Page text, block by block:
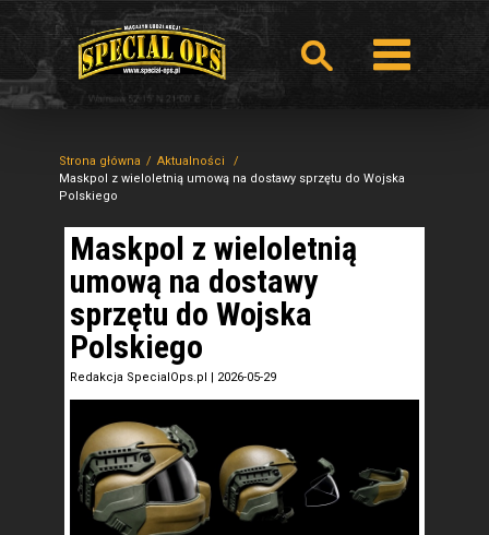
Strona główna
Aktualności
Maskpol z wieloletnią umową na dostawy sprzętu do Wojska
Polskiego
Maskpol z wieloletnią
umową na dostawy
sprzętu do Wojska
Polskiego
Redakcja SpecialOps.pl | 2026-05-29